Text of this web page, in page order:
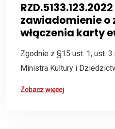
zawiadomienie o
włączenia karty
Zgodnie z §15 ust. 1, ust.
Ministra Kultury i
Zobacz więcej